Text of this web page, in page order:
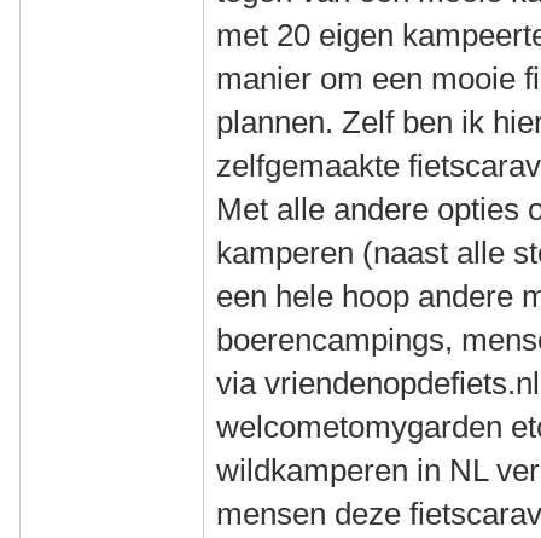
met 20 eigen
manier om een mooie
plannen. Zelf ben ik
zelfgemaakte
Met alle andere opties
kamperen (naast alle
een hele hoop andere
boerencampings,
via
welcometomygarden
wildkamperen in NL
mensen deze